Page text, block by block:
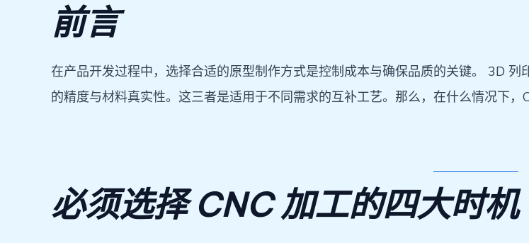
前言
在产品开发过程中，选择合适的原型制作方式是控制成本与确保品质的关键。 3D
的精度与材料真实性。这三者是适用于不同需求的互补工艺。那么，在什么情况下，
必须选择 CNC 加工的四大时机